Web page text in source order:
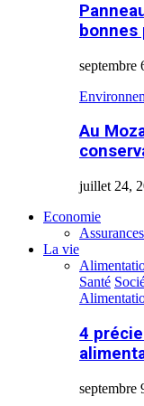
septembre
Au
juillet 24,
Economie
Assurances
La vie
Santé
4
septembre